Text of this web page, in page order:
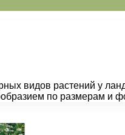
видов растений у
по размерам и